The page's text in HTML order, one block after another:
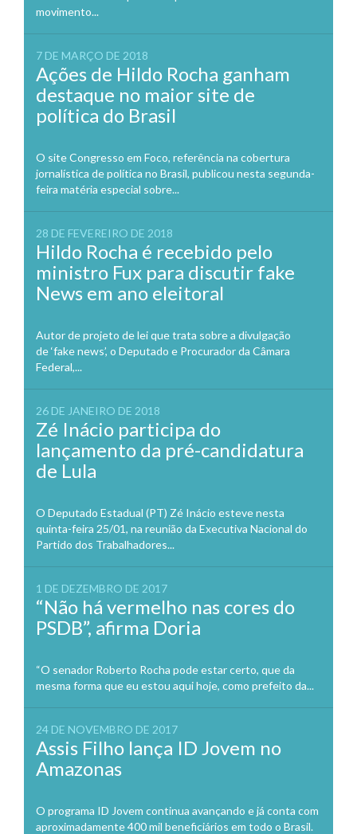
movimento...
7 DE MARÇO DE 2018
Ações de Hildo Rocha ganham
destaque no maior site de
política do Brasil
O site Congresso em Foco, referência na cobertura
jornalística de política no Brasil, publicou nesta segunda-
feira matéria especial sobre...
28 DE FEVEREIRO DE 2018
Hildo Rocha é recebido pelo
ministro Fux para discutir fake
News em ano eleitoral
Autor de projeto de lei que trata sobre a divulgação
de ‘fake news’, o Deputado e Procurador da Câmara
Federal,...
26 DE JANEIRO DE 2018
Zé Inácio participa do
lançamento da pré-candidatura
de Lula
O Deputado Estadual (PT) Zé Inácio esteve nesta
quinta-feira 25/01, na reunião da Executiva Nacional do
Partido dos Trabalhadores...
1 DE DEZEMBRO DE 2017
“Não há vermelho nas cores do
PSDB”, afirma Doria
“O senador Roberto Rocha pode estar certo, que da
mesma forma que eu estou aqui hoje, como prefeito da...
24 DE NOVEMBRO DE 2017
Assis Filho lança ID Jovem no
Amazonas
O programa ID Jovem continua avançando e já conta com
aproximadamente 400 mil beneficiários em todo o Brasil.